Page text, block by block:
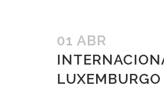
01 ABR